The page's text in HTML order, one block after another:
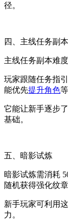
径。
四、主线任务副本
主线任务副本难
玩家跟随任务指
能优先提升角色
它能让新手逐步
基础。
五、暗影试炼
暗影试炼需消耗
随机获得强化纹
新手玩家可利用
力。